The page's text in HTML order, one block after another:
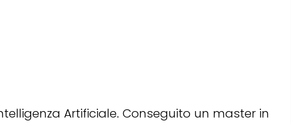
Artificiale. Conseguito un master in